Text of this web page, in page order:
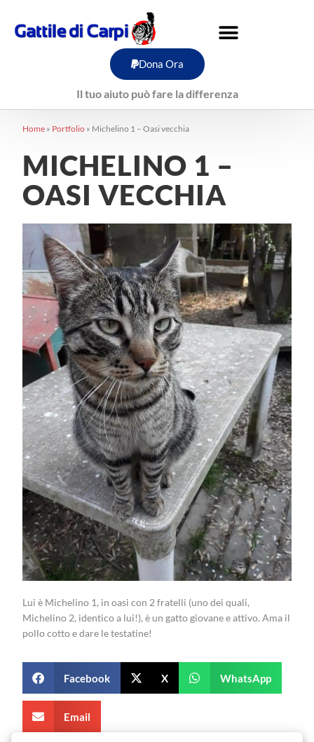
contenuto
Dona Ora
Il tuo aiuto può fare la differenza
Home » Portfolio » Michelino 1 – Oasi vecchia
MICHELINO 1 –
OASI VECCHIA
Lui è Michelino 1, in oasi con 2 fratelli (uno dei quali,
Michelino 2, identico a lui!), è un gatto giovane e attivo. Ama il
pollo cotto e dare le testatine!
Facebook X WhatsApp
Email